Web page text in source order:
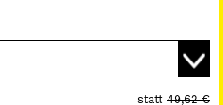
durch den breit geformten
Indikatoren.
die gerundeten Formen.
Übergang von Spiegel zur
Oberfläche.
49,62 €
statt